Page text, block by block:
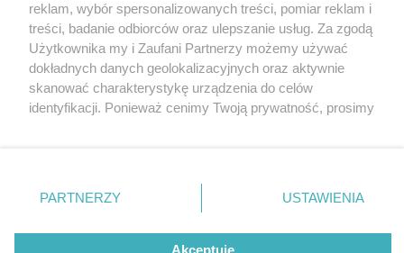
Nie zapomnij
zapoznać się z:
polityką prywatności regulamin korzystania z portali
Twojemiasto
Piekary Śląskie
Chorzów
Tarnowskie Góry
Gliwice
Skontakuj sięz nami
Kontakt
Wydawca
Redakcja
reklam, wybór spersonalizowanych treści, pomiar reklam i
treści, badanie odbiorców oraz ulepszanie usług. Za zgodą
Użytkownika my i Zaufani Partnerzy możemy używać
dokładnych danych geolokalizacyjnych oraz aktywnie
skanować charakterystykę urządzenia do celów
identyfikacji. Ponieważ cenimy Twoją prywatność, prosimy
prywatności znajdujący się w lewym dolnym rogu strony
. Niektóre rodzaje przetwarzania danych nie wymagają
zgody użytkownika, ale masz prawo sprzeciwić się
takiemu przetwarzaniu. Preferencje będą miały
PARTNERZY USTAWIENIA
Akceptuję